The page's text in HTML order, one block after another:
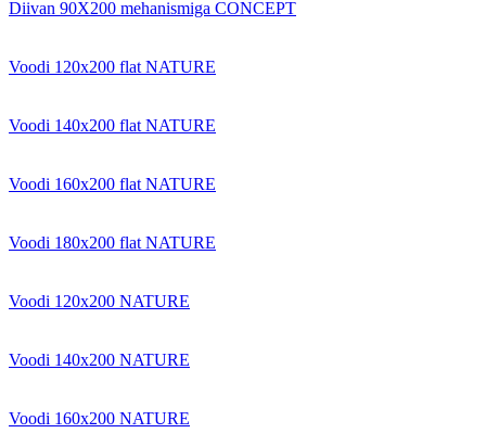
Diivan 90X200 mehanismiga CONCEPT
Voodi 120x200 flat NATURE
Voodi 140x200 flat NATURE
Voodi 160x200 flat NATURE
Voodi 180x200 flat NATURE
Voodi 120x200 NATURE
Voodi 140x200 NATURE
Voodi 160x200 NATURE